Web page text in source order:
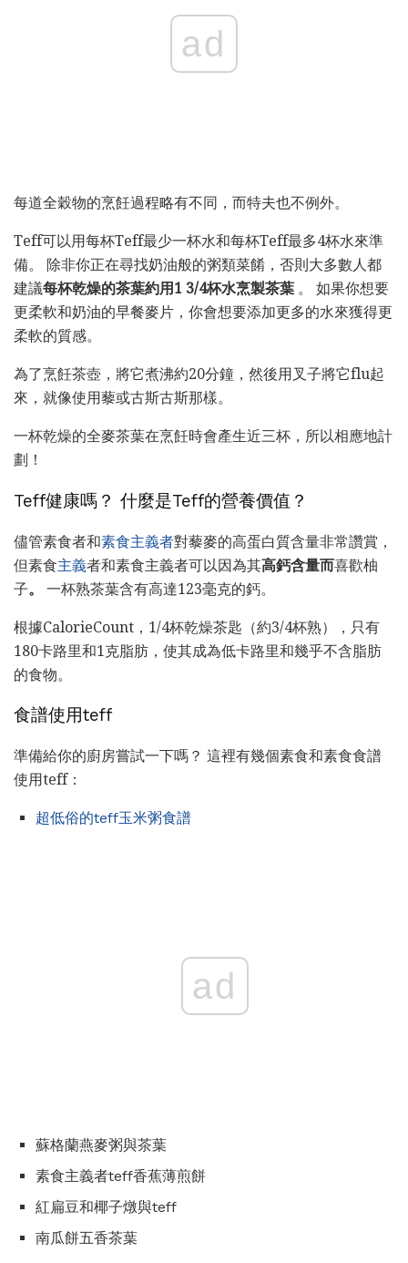
ad
每道全穀物的烹飪過程略有不同，而特夫也不例外。
Teff可以用每杯Teff最少一杯水和每杯Teff最多4杯水來準
備。 除非你正在尋找奶油般的粥類菜餚，否則大多數人都
建議每杯乾燥的茶葉約用1 3/4杯水烹製茶葉 。 如果你想要
更柔軟和奶油的早餐麥片，你會想要添加更多的水來獲得更
柔軟的質感。
為了烹飪茶壺，將它煮沸約20分鐘，然後用叉子將它flu起
來，就像使用藜或古斯古斯那樣。
一杯乾燥的全麥茶葉在烹飪時會產生近三杯，所以相應地計
劃！
Teff健康嗎？ 什麼是Teff的營養價值？
儘管素食者和素食主義者對藜麥的高蛋白質含量非常讚賞，
但素食主義者和素食主義者可以因為其高鈣含量而喜歡柚
子。 一杯熟茶葉含有高達123毫克的鈣。
根據CalorieCount，1/4杯乾燥茶匙（約3/4杯熟），只有
180卡路里和1克脂肪，使其成為低卡路里和幾乎不含脂肪
的食物。
食譜使用teff
準備給你的廚房嘗試一下嗎？ 這裡有幾個素食和素食食譜
使用teff：
超低俗的teff玉米粥食譜
ad
蘇格蘭燕麥粥與茶葉
素食主義者teff香蕉薄煎餅
紅扁豆和椰子燉與teff
南瓜餅五香茶葉